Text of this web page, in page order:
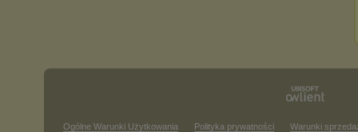
Ogólne Warunki Użytkowania Polityka prywatności Warunki